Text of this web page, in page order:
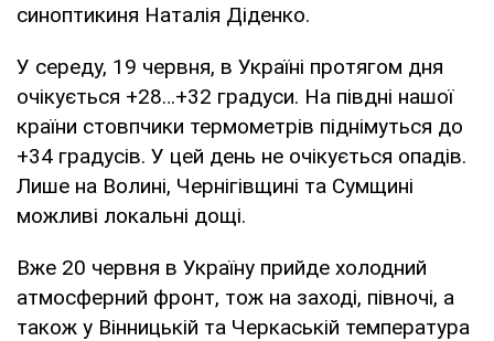
синоптикиня Наталія Діденко.
У середу, 19 червня, в Україні протягом дня
очікується +28…+32 градуси. На півдні нашої
країни стовпчики термометрів піднімуться до
+34 градусів. У цей день не очікується опадів.
Лише на Волині, Чернігівщині та Сумщині
можливі локальні дощі.
Вже 20 червня в Україну прийде холодний
атмосферний фронт, тож на заході, півночі, а
також у Вінницькій та Черкаській температура